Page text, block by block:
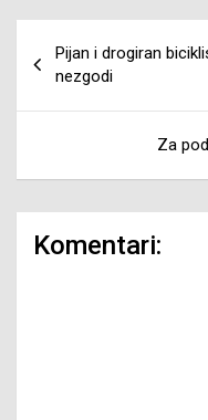
članaka
Pijan i drogiran
nezgodi
Za
Komentari: